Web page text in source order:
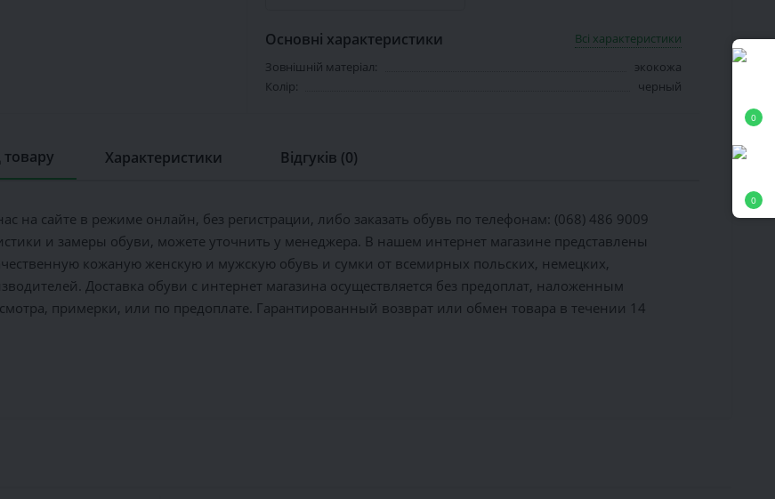
0
0
Основні характеристики
Всі характеристики
Зовнішній матеріал:
экокожа
Колір:
черный
Характеристики Відгуків (0)
на сайте в режиме онлайн, без регистрации, либо заказать обувь по телефонам: (068) 486 9009
и замеры обуви, можете уточнить у менеджера. В нашем интернет магазине представлены
кожаную женскую и мужскую обувь и сумки от всемирных польских, немецких,
Доставка обуви с интернет магазина осуществляется без предоплат, наложенным
примерки, или по предоплате. Гарантированный возврат или обмен товара в течении 14